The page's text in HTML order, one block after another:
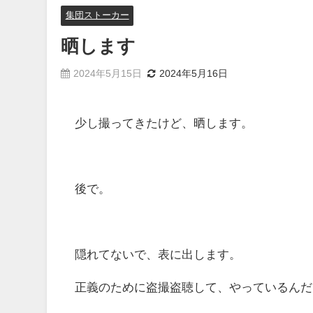
集団ストーカー
晒します
2024年5月15日 2024年5月16日
少し撮ってきたけど、晒します。
後で。
隠れてないで、表に出します。
正義のために盗撮盗聴して、やっているん